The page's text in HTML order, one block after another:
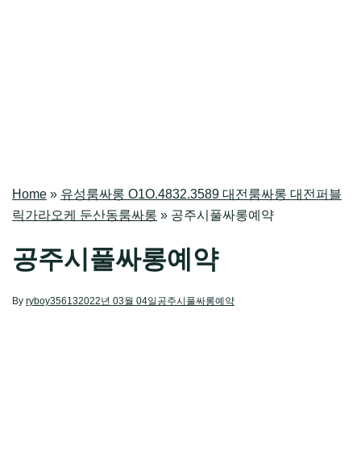
Home » 유성룸싸롱 O1O.4832.3589 대전룸싸롱 대전퍼블
릭가라오케 둔산동룸싸롱 » 공주시풀싸롱예약
공주시풀싸롱예약
By ryboy356132022년 03월 04일 공주시풀싸롱예약